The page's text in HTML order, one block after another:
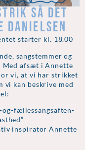
SÅ DET
DANIELSEN
starter kl. 18.00
sangstemmer og
Med afsæt i Annette
vi, at vi har strikket
vi kan beskrive med
fællessangsaften-
inspirator Annette